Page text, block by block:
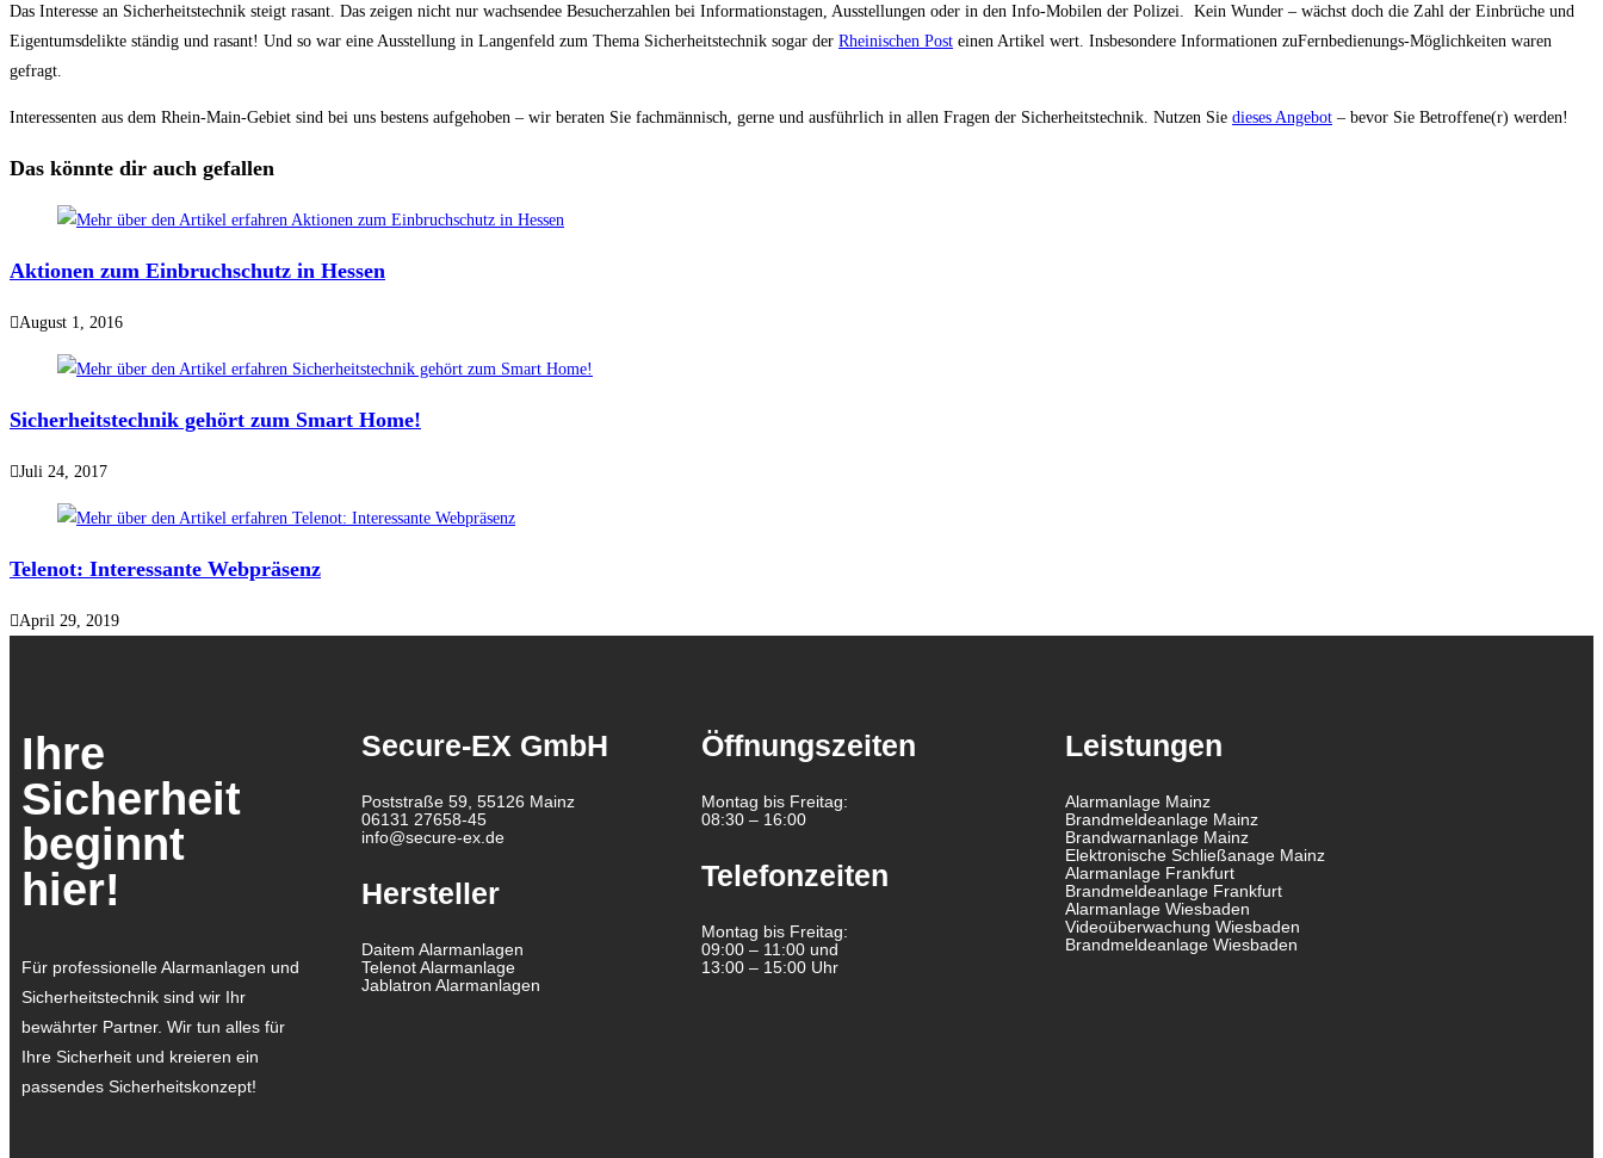
Das Interesse an Sicherheitstechnik steigt rasant. Das zeigen nicht nur wachsendee Besucherzahlen bei Informationstagen, Ausstellungen oder in den Info-Mobilen der Polizei. Kein Wunder – wächst doch die Zahl der Einbrüche und
Eigentumsdelikte ständig und rasant! Und so war eine Ausstellung in Langenfeld zum Thema Sicherheitstechnik sogar der Rheinischen Post einen Artikel wert. Insbesondere Informationen zuFernbedienungs-Möglichkeiten waren
gefragt.
Interessenten aus dem Rhein-Main-Gebiet sind bei uns bestens aufgehoben – wir beraten Sie fachmännisch, gerne und ausführlich in allen Fragen der Sicherheitstechnik. Nutzen Sie dieses Angebot – bevor Sie Betroffene(r) werden!
Das könnte dir auch gefallen
Aktionen zum Einbruchschutz in Hessen
August 1, 2016
Sicherheitstechnik gehört zum Smart Home!
Juli 24, 2017
Telenot: Interessante Webpräsenz
April 29, 2019
Ihre
Sicherheit
beginnt
hier!
Für professionelle Alarmanlagen und
Sicherheitstechnik sind wir Ihr
bewährter Partner. Wir tun alles für
Ihre Sicherheit und kreieren ein
passendes Sicherheitskonzept!
Secure-EX GmbH
Poststraße 59, 55126 Mainz
06131 27658-45
info@secure-ex.de
Hersteller
Daitem Alarmanlagen
Telenot Alarmanlage
Jablatron Alarmanlagen
Öffnungszeiten
Montag bis Freitag:
08:30 – 16:00
Telefonzeiten
Montag bis Freitag:
09:00 – 11:00 und
13:00 – 15:00 Uhr
Leistungen
Alarmanlage Mainz
Brandmeldeanlage Mainz
Brandwarnanlage Mainz
Elektronische Schließanage Mainz
Alarmanlage Frankfurt
Brandmeldeanlage Frankfurt
Alarmanlage Wiesbaden
Videoüberwachung Wiesbaden
Brandmeldeanlage Wiesbaden